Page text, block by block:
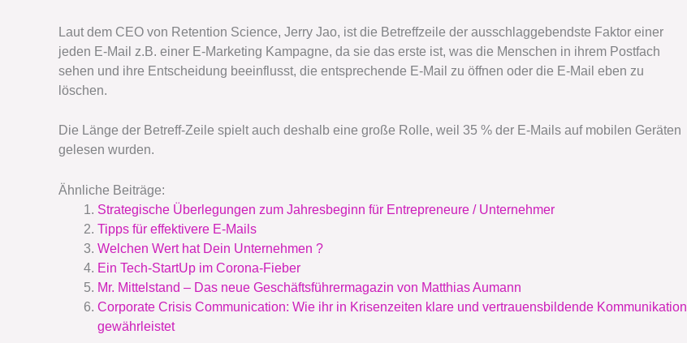
Laut dem CEO von Retention Science, Jerry Jao, ist die Betreffzeile der ausschlaggebendste Faktor einer
jeden E-Mail z.B. einer E-Marketing Kampagne, da sie das erste ist, was die Menschen in ihrem Postfach
sehen und ihre Entscheidung beeinflusst, die entsprechende E-Mail zu öffnen oder die E-Mail eben zu
löschen.
Die Länge der Betreff-Zeile spielt auch deshalb eine große Rolle, weil 35 % der E-Mails auf mobilen Geräten
gelesen wurden.
Ähnliche Beiträge:
Strategische Überlegungen zum Jahresbeginn für Entrepreneure / Unternehmer
Tipps für effektivere E-Mails
Welchen Wert hat Dein Unternehmen ?
Ein Tech-StartUp im Corona-Fieber
Mr. Mittelstand – Das neue Geschäftsführermagazin von Matthias Aumann
Corporate Crisis Communication: Wie ihr in Krisenzeiten klare und vertrauensbildende Kommunikation
gewährleistet